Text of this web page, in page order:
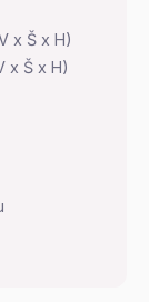
x Š x H)
x Š x H)